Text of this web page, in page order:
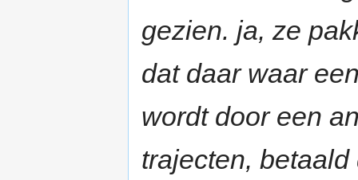
gezien. ja, ze
dat daar waar
wordt door een
trajecten,